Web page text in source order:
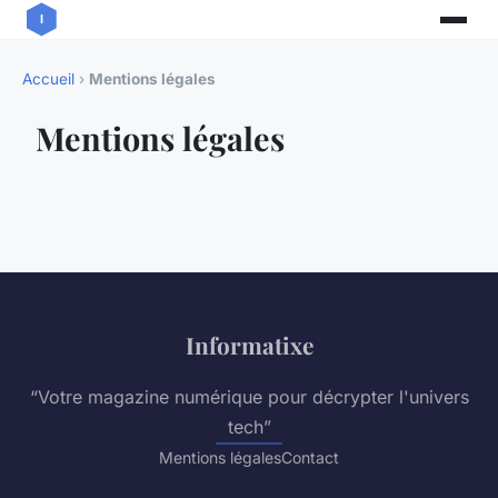
Accueil › Mentions légales
Mentions légales
Informatixe
“Votre magazine numérique pour décrypter l'univers
tech”
Mentions légalesContact